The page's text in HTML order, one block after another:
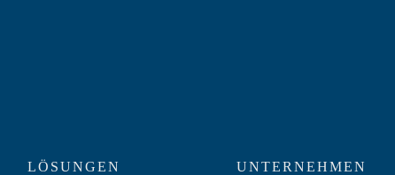
LÖSUNGEN UNTERNEHMEN